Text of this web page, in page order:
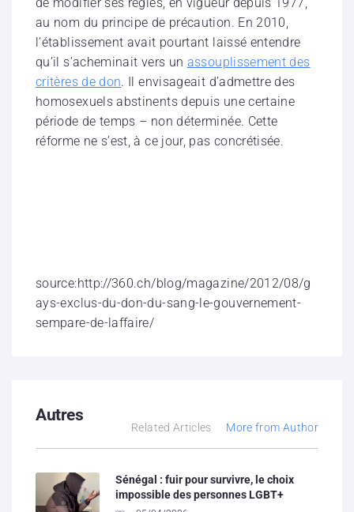
au nom du principe de précaution. En 2010,
l’établissement avait pourtant laissé entendre
qu’il s’acheminait vers un assouplissement des
critères de don. Il envisageait d’admettre des
homosexuels abstinents depuis une certaine
période de temps – non déterminée. Cette
réforme ne s’est, à ce jour, pas concrétisée.
source:http://360.ch/blog/magazine/2012/08/g
ays-exclus-du-don-du-sang-le-gouvernement-
sempare-de-laffaire/
Autres
Related Articles More from Author
Sénégal : fuir pour survivre, le choix
impossible des personnes LGBT+